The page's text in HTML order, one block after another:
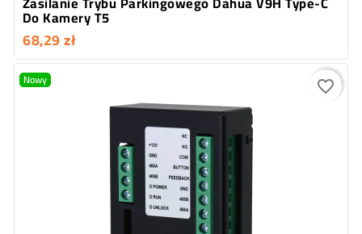
Do Kamery T5
68,29 zł
Nowy favorite_border